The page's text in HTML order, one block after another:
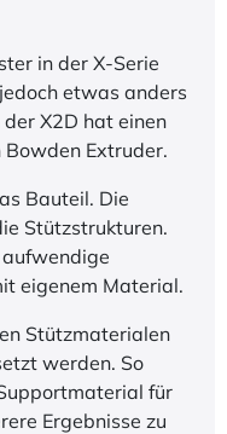
in der X-Serie
etwas anders
der X2D hat einen
Extruder.
Bauteil. Die
Stützstrukturen.
eigenem Material.
Stützmaterialen
werden. So
für
Ergebnisse zu